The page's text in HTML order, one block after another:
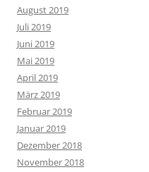
August 2019
Juli 2019
Juni 2019
Mai 2019
April 2019
März 2019
Februar 2019
Januar 2019
Dezember 2018
November 2018